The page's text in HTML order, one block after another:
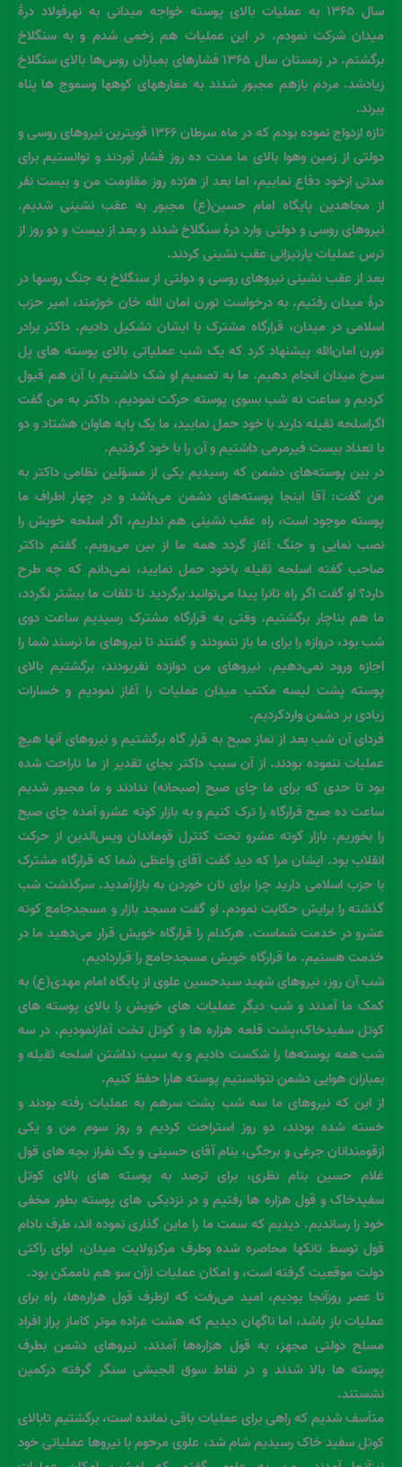
سال ۱۳۶۵ به عملیات بالای پوسته خواجه میدانی به نهرفولاد درۀ
میدان شرکت نمودم. در این عملیات هم زخمی شدم و به سنگلاخ
برگشتم. در زمستان سال ۱۳۶۵ فشارهای بمباران روس‌ها بالای سنگلاخ
زیادشد. مردم بازهم مجبور شدند به مغارههای کوهها وسموج ها پناه
ببرند.
تازه ازدواج نموده بودم که در ماه سرطان ۱۳۶۶ قویترین نیروهای روسی و
دولتی از زمین وهوا بالای ما مدت ده روز فشار آوردند و توانستیم برای
مدتی ازخود دفاع نماییم، اما بعد از هژده روز مقاومت من و بیست نفر
از مجاهدین پایگاه امام حسین(ع) مجبور به عقب نشینی شدیم.
نیروهای روسی و دولتی وارد درۀ سنگلاخ شدند و بعد از بیست و دو روز از
ترس عملیات پارتیزانی عقب نشینی کردند.
بعد از عقب نشینی نیروهای روسی و دولتی از سنگلاخ به جنگ روسها در
درۀ میدان رفتیم. به درخواست تورن امان الله خان خوژمند، امیر حزب
اسلامی در میدان، قرارگاه مشترک با ایشان تشکیل دادیم. داکتر برادر
تورن امان‌الله پیشنهاد کرد که یک شب عملیاتی بالای پوسته های پل
سرخ میدان انجام دهیم. ما به تصمیم او شک داشتیم با آن هم قبول
کردیم و ساعت نه شب بسوی پوسته حرکت نمودیم. داکتر به من گفت
اگراسلحه ثقیله دارید با خود حمل نمایید، ما یک پایه هاوان هشتاد و دو
با تعداد بیست فیرمرمی داشتیم و آن را با خود گرفتیم.
در بین پوسته‌های دشمن که رسیدیم یکی از مسؤلین نظامی داکتر به
من گفت: آقا اینجا پوسته‌های دشمن می‌باشد و در چهار اطراف ما
پوسته موجود است، راه عقب نشینی هم نداریم، اگر اسلحه خویش را
نصب نمایی و جنگ آغاز گردد همه ما از بین می‌رویم. گفتم داکتر
صاحب گفته اسلحه ثقیله باخود حمل نمایید، نمی‌دانم که چه طرح
دارد؟ او گفت اگر راه تانرا پیدا می‌توانید برگردید تا تلفات ما بیشتر نگردد،
ما هم بناچار برگشتیم. وقتی به قرارگاه مشترک رسیدیم ساعت دوی
شب بود، دروازه را برای ما باز ننمودند و گفتند تا نیروهای ما نرسند شما را
اجازه ورود نمی‌دهیم. نیروهای من دوازده نفربودند، برگشتیم بالای
پوسته پشت لیسه مکتب میدان عملیات را آغاز نمودیم و خسارات
زیادی بر دشمن واردکردیم.
فردای آن شب بعد از نماز صبح به قرار گاه برگشتیم و نیروهای آنها هیچ
عملیات ننموده بودند. از آن سبب داکتر بجای تقدیر از ما ناراحت شده
بود تا حدی که برای ما چای صبح (صبحانه) ندادند و ما مجبور شدیم
ساعت ده صبح قرارگاه را ترک کنیم و به بازار کوته عشرو آمده چای صبح
را بخوریم. بازار کوته عشرو تحت کنترل قوماندان ویس‌الدین از حرکت
انقلاب بود. ایشان مرا که دید گفت آقای واعظی شما که قرارگاه مشترک
با حزب اسلامی دارید چرا برای نان خوردن به بازارآمدید. سرگذشت شب
گذشته را برایش حکایت نمودم. او گفت مسجد بازار و مسجدجامع کوته
عشرو در خدمت شماست. هرکدام را قرارگاه خویش قرار می‌دهید ما در
خدمت هستیم. ما قرارگاه خویش مسجدجامع را قراردادیم.
شب آن روز، نیروهای شهید سیدحسین علوی از پایگاه امام مهدی(ع) به
کمک ما آمدند و شب دیگر عملیات های خویش را بالای پوسته های
کوتل سفیدخاک،پشت قلعه هزاره ها و کوتل تخت آغازنمودیم. در سه
شب همه پوسته‌ها را شکست دادیم و به سبب نداشتن اسلحه ثقیله و
بمباران هوایی دشمن نتوانستیم پوسته هارا حفظ کنیم.
از این که نیروهای ما سه شب پشت سرهم به عملیات رفته بودند و
خسته شده بودند، دو روز استراحت کردیم و روز سوم من و یکی
ازقومندانان جرغی و برجگی، بنام آقای حسینی و یک نفراز بچه های قول
غلام حسین بنام نظری، برای ترصد به پوسته های بالای کوتل
سفیدخاک و قول هزاره ها رفتیم و در نزدیکی های پوسته بطور مخفی
خود را رساندیم. دیدیم که سمت ما را ماین گذاری نموده اند، طرف بادام
قول توسط تانکها محاصره شده وطرف مرکزولایت میدان، لوای راکتی
دولت موقعیت گرفته است، و امکان عملیات ازآن سو هم ناممکن بود.
تا عصر روزآنجا بودیم، امید می‌رفت که ازطرف قول هزاره‌ها، راه برای
عملیات باز باشد، اما ناگهان دیدیم که هشت عراده موتر کاماز پراز افراد
مسلح دولتی مجهز، به قول هزاره‌ها آمدند. نیروهای دشمن بطرف
پوسته ها بالا شدند و در نقاط سوق الجیشی سنگر گرفته درکمین
نشستند.
متأسف شدیم که راهی برای عملیات باقی نمانده است، برگشتیم تابالای
کوتل سفید خاک رسیدیم شام شد، علوی مرحوم با نیروها عملیاتی خود